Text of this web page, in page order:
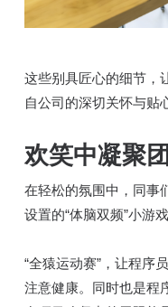
这些别具匠心的细节，
自公司的深切关怀与贴
欢笑中凝聚
在轻松的氛围中，同事
设置的“体脑双频”小游
“全猿运动赛”，让程序
注意健康。同时也是程